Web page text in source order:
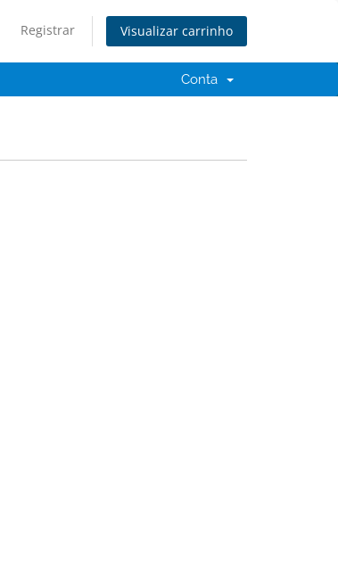
Registrar Visualizar carrinho
Conta